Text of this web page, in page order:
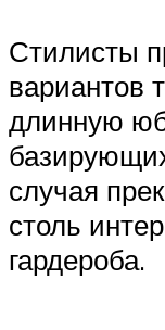
Стилисты
вариантов
длинную
случая
столь
гардероба.